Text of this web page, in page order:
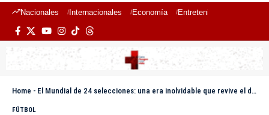
Nacionales Internacionales Economía Entretenimiento
Home - El Mundial de 24 selecciones: una era inolvidable que revive el debate rumbo a 2026
FÚTBOL